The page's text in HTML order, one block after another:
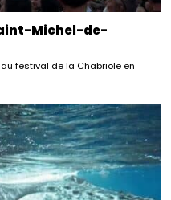
Michel-de-
festival de la Chabriole en